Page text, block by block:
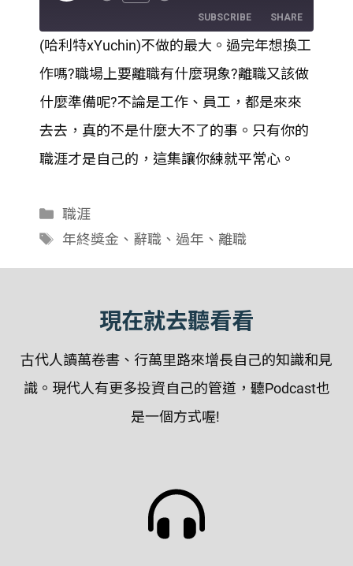
SUBSCRIBE SHARE
RSS FEED
SHARE
LINK
EMBED
(哈利特xYuchin)不做的最大。過完年想換工
作嗎?職場上要離職有什麼現象?離職又該做
什麼準備呢?不論是工作、員工，都是來來
去去，真的不是什麼大不了的事。只有你的
職涯才是自己的，這集讓你練就平常心。
分
類
職涯
標
年終獎金 、 辭職、 過年 、 離職
現在就去聽看看
古代人讀萬卷書、行萬里路來增長自己的知識和見
識。現代人有更多投資自己的管道，聽Podcast也
是一個方式喔!